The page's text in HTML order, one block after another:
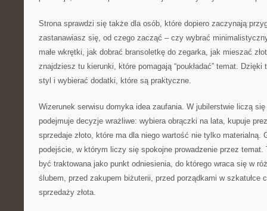
Strona sprawdzi się także dla osób, które dopiero zaczynają
zastanawiasz się, od czego zacząć – czy wybrać
małe wkrętki, jak dobrać bransoletkę do zegarka, jak mieszać
znajdziesz tu kierunki, które pomagają “poukładać” temat. Dzięki
styl i wybierać dodatki, które są praktyczne.
Wizerunek serwisu domyka idea zaufania. W jubilerstwie liczą
podejmuje decyzje wrażliwe: wybiera obrączki na lata, kupuje
sprzedaje złoto, które ma dla niego wartość nie tylko materialną.
podejście, w którym liczy się spokojne prowadzenie przez temat.
być traktowana jako punkt odniesienia, do którego wraca się w
ślubem, przed zakupem biżuterii, przed porządkami w szkatułce
sprzedaży złota.